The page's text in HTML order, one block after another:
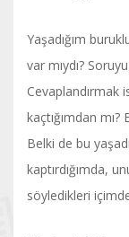
Yaşadığım
var mıydı?
kaçtığımdan
Belki de bu
kaptırdığımda,
söyledikleri